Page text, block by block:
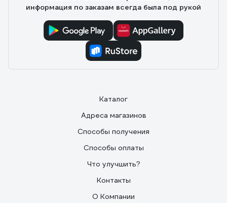
бренда) работала недели две точно без подзарядки,
что весьма удобно, если едешь в отпуск.
информация по заказам всегда была под рукой
Каталог
Адреса магазинов
Способы получения
Способы оплаты
Что улучшить?
Контакты
О Компании